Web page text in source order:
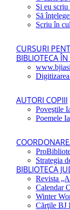
Şi eu scriu
Să
Scriu în
CURSURI
BIBLIOTECA
AUTORI COPIII
Poveştile
Poemele
Strategia
BIBLIOTECA
Revista
Calendar
Winter
Cărţile BJ